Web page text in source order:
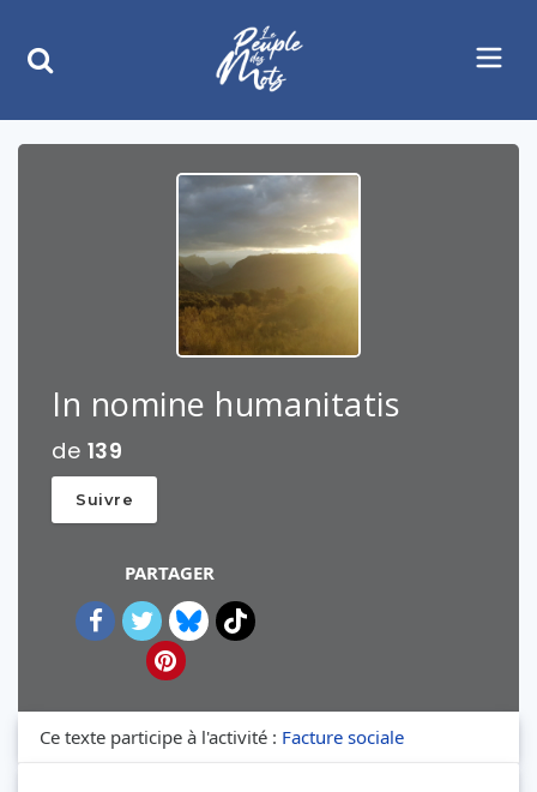
In nomine humanitatis
de 139
Suivre
PARTAGER
Ce texte participe à l'activité : Facture sociale